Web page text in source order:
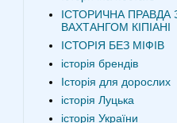
ІСТОРИЧНА ПРАВДА
ВАХТАНГОМ КІПІАНІ
ІСТОРІЯ БЕЗ МІФІВ
історія брендів
Історія для дорослих
історія Луцька
історія України